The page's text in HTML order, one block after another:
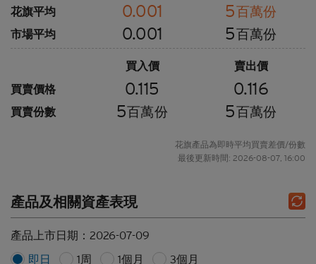
花旗平均
0.001 5百萬份
市場平均 0.001 5百萬份
買入價
賣出價
買賣價格
0.115 0.116
買賣份數 5百萬份 5百萬份
花旗產品為即時平均買賣差價/份數
最後更新時間: 2026-08-07, 16:00
產品及相關資產表現
產品上市日期： 2026-07-09
即日
1周 1個月 3個月